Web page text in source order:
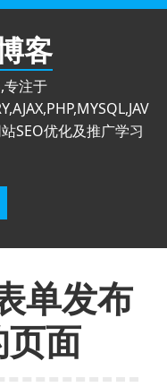
客
专注于
SEO优化及推广学习
单发布
面